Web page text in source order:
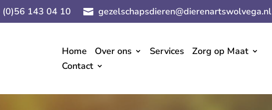
(0)56 143 04 10  gezelschapsdieren@dierenartswolvega.nl
Home Over ons Services
Zorg op Maat
Contact